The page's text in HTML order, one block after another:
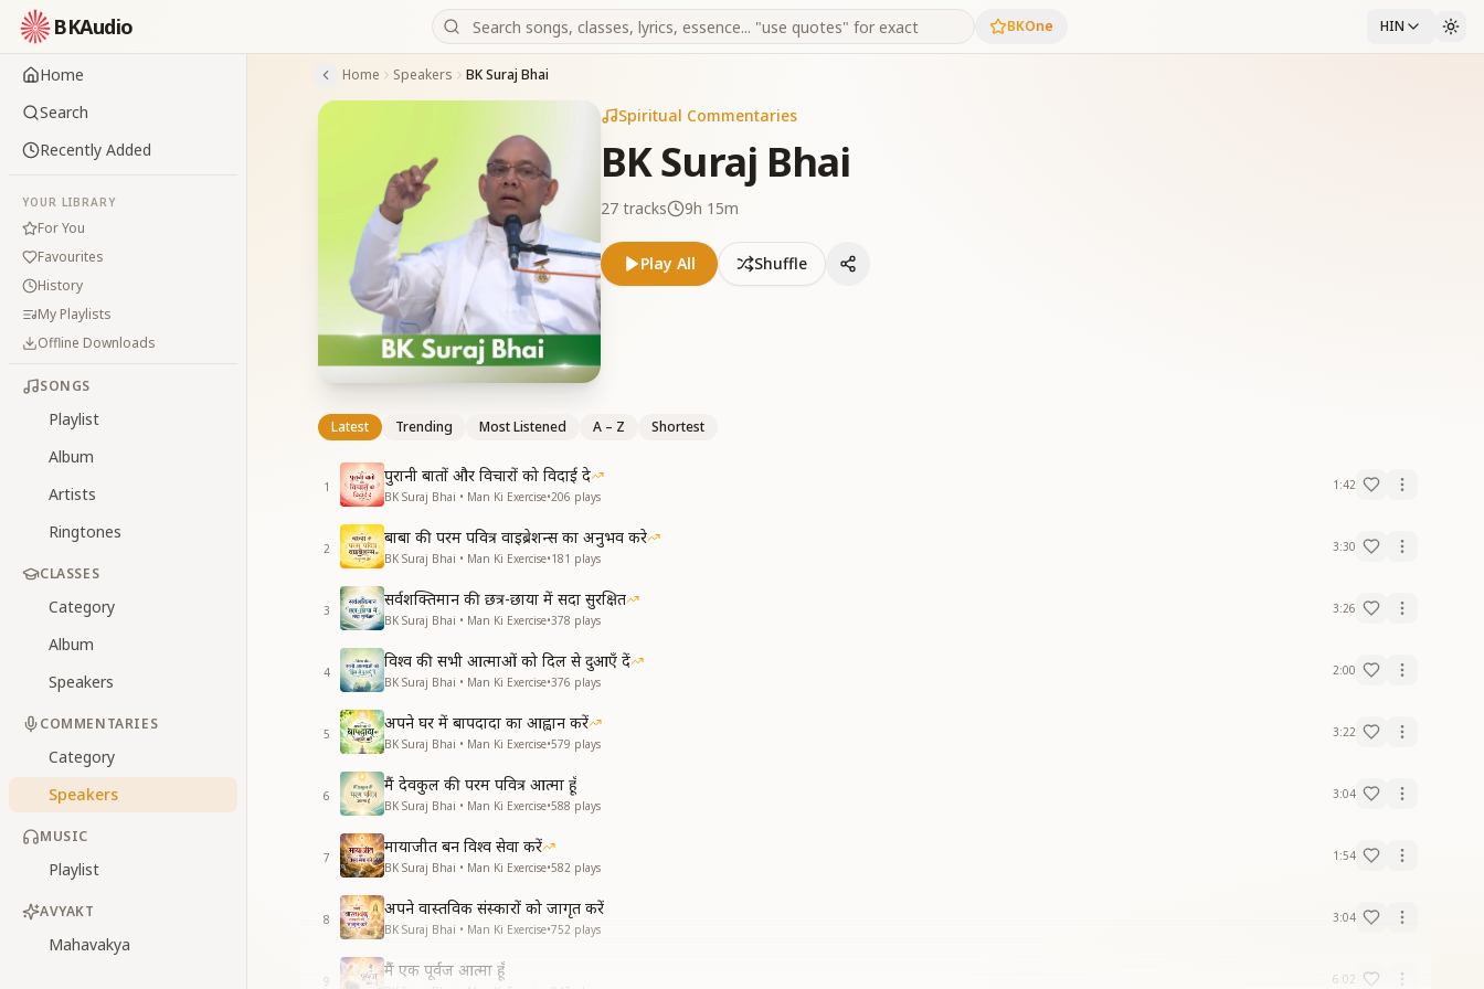
BKAudio BKOne HIN
Home
Search
Recently Added
YOUR LIBRARY
For You
Favourites
History
My Playlists
Offline Downloads
SONGS
Playlist
Album
Artists
Ringtones
CLASSES
Category
Album
Speakers
COMMENTARIES
Category
Speakers
MUSIC
Playlist
AVYAKT
Mahavakya
Home Speakers BK Suraj Bhai
Spiritual Commentaries
BK Suraj Bhai
27 tracks 9h 15m
Play All Shuffle
Latest Trending Most Listened A – Z Shortest
1
पुरानी बातों और विचारों को विदाई दे
BK Suraj Bhai • Man Ki Exercise•206 plays
1:42
2
बाबा की परम पवित्र वाइब्रेशन्स का अनुभव करे
BK Suraj Bhai • Man Ki Exercise•181 plays
3:30
3
सर्वशक्तिमान की छत्र-छाया में सदा सुरक्षित
BK Suraj Bhai • Man Ki Exercise•378 plays
3:26
4
विश्व की सभी आत्माओं को दिल से दुआएँ दें
BK Suraj Bhai • Man Ki Exercise•376 plays
2:00
5
अपने घर में बापदादा का आह्वान करें
BK Suraj Bhai • Man Ki Exercise•579 plays
3:22
6
मैं देवकुल की परम पवित्र आत्मा हूँ
BK Suraj Bhai • Man Ki Exercise•588 plays
3:04
7
मायाजीत बन विश्व सेवा करें
BK Suraj Bhai • Man Ki Exercise•582 plays
1:54
8
अपने वास्तविक संस्कारों को जागृत करें
BK Suraj Bhai • Man Ki Exercise•752 plays
3:04
9
मैं एक पूर्वज आत्मा हूँ 6:02